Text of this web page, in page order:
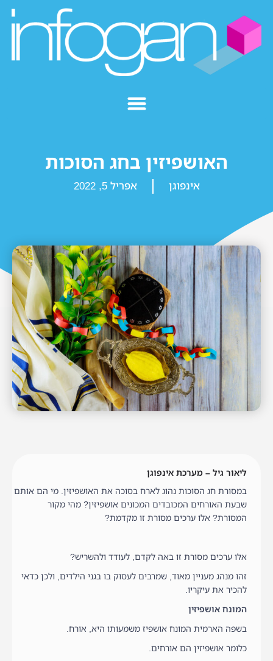
האושפיזין בחג הסוכות
אינפוגן אפריל 5, 2022
ליאור גיל – מערכת אינפוגן
במסורת חג הסוכות נהוג לארח בסוכה את האושפיזין. מי הם אותם
שבעת האורחים המכובדים המכונים אושפיזין? מהי מקור
המסורת? אלו ערכים מסורת זו מקדמת?
אלו ערכים מסורת זו באה לקדם, לעודד ולהשריש?
זהו מנהג מעניין מאוד, שמרבים לעסוק בו בגני הילדים, ולכן כדאי
להכיר את עיקריו.
המונח אושפיזין
בשפה הארמית המונח אושפיז משמעותו היא, אורח.
כלומר אושפיזין הם אורחים.